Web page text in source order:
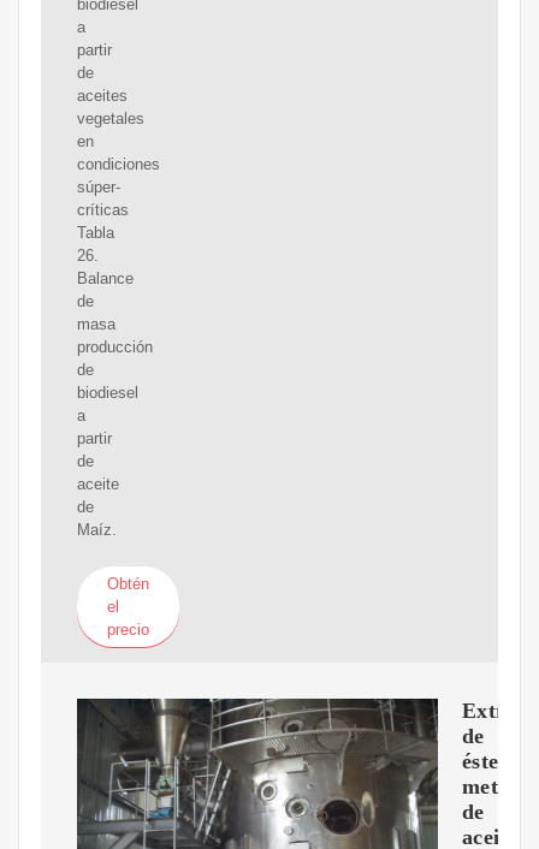
biodiesel
a
partir
de
aceites
vegetales
en
condiciones
súper-
críticas
Tabla
26.
Balance
de
masa
producción
de
biodiesel
a
partir
de
aceite
de
Maíz.
Obtén
el
precio
de
ésteres
de
aceite